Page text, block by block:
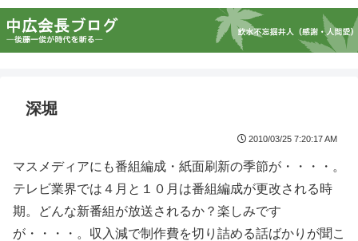
深堀
2010/03/25 7:20:17 AM
マスメディアにも番組編成・紙面刷新の季節が・・・・。
テレビ業界では４月と１０月は番組編成が更改される時
期。どんな新番組が放送されるか？楽しみです
が・・・・。収入減で制作費を切り詰める話ばかりが聞こ